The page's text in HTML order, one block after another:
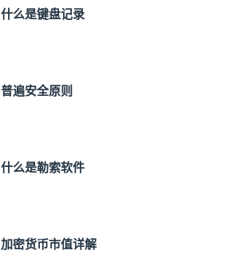
什么是键盘记录
普遍安全原则
什么是勒索软件
加密货币市值详解